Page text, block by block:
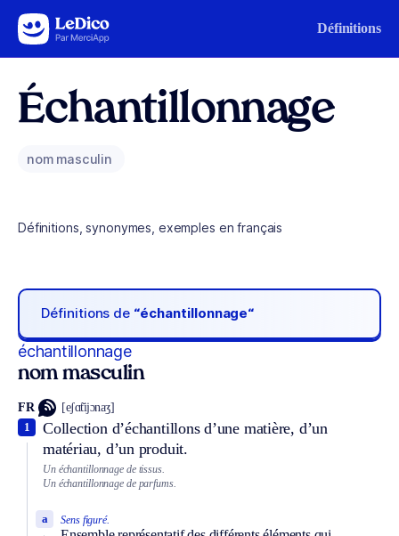
Aller au contenu Définitions
Échantillonnage
nom masculin
Définitions, synonymes, exemples en français
Définitions de “échantillonnage“
échantillonnage
nom masculin
FR [eʃɑ̃tijɔnaʒ]
Collection d’échantillons d’une matière, d’un
matériau, d’un produit.
1
Un échantillonnage de tissus.
Un échantillonnage de parfums.
Sens figuré.
a